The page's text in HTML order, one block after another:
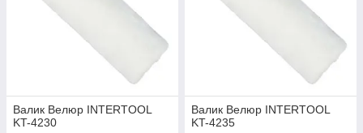
Валик Велюр INTERTOOL
KT-4230
Валик Велюр INTERTOOL
KT-4235